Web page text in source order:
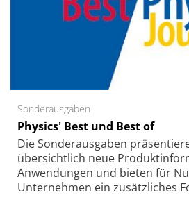
Sonderausgaben
Physics' Best und Best of
Die Sonder­ausgaben
übersichtlich neue
Anwendungen und bieten für
Unternehmen ein zusätzliches